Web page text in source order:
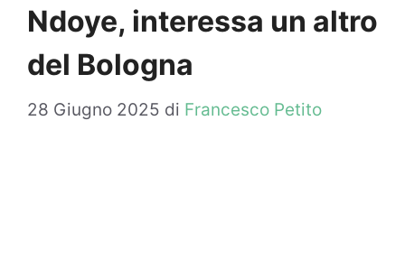
Ndoye, interessa un altro
del Bologna
28 Giugno 2025 di Francesco Petito